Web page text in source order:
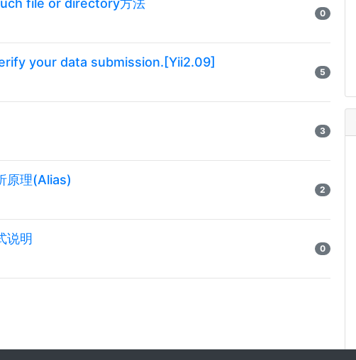
file or directory方法
0
your data submission.[Yii2.09]
5
3
原理(Alias)
2
说明
0